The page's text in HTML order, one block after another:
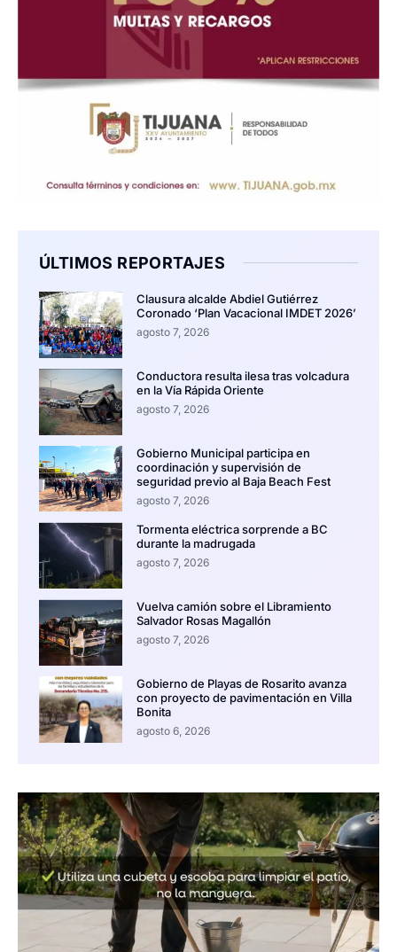
ÚLTIMOS REPORTAJES
Clausura alcalde Abdiel Gutiérrez
Coronado ‘Plan Vacacional IMDET 2026’
agosto 7, 2026
Conductora resulta ilesa tras volcadura
en la Vía Rápida Oriente
agosto 7, 2026
Gobierno Municipal participa en
coordinación y supervisión de
seguridad previo al Baja Beach Fest
agosto 7, 2026
Tormenta eléctrica sorprende a BC
durante la madrugada
agosto 7, 2026
Vuelva camión sobre el Libramiento
Salvador Rosas Magallón
agosto 7, 2026
Gobierno de Playas de Rosarito avanza
con proyecto de pavimentación en Villa
Bonita
agosto 6, 2026